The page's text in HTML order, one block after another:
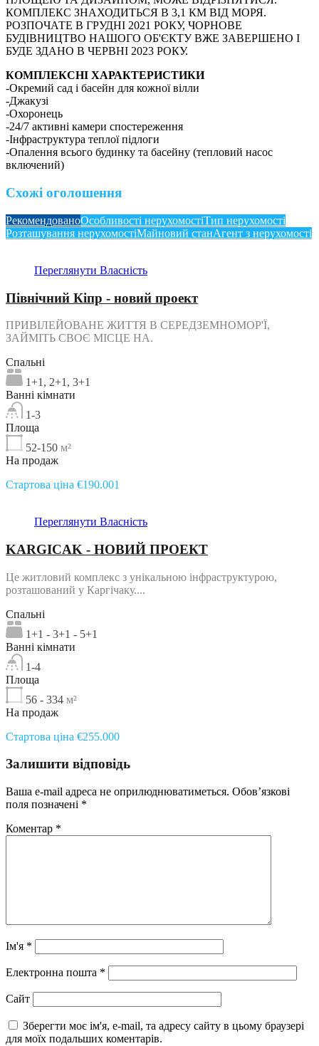
КОМПЛЕКС ЗНАХОДИТЬСЯ В 3,1 КМ ВІД МОРЯ.
РОЗПОЧАТЕ В ГРУДНІ 2021 РОКУ, ЧОРНОВЕ
БУДІВНИЦТВО НАШОГО ОБ'ЄКТУ ВЖЕ ЗАВЕРШЕНО І
БУДЕ ЗДАНО В ЧЕРВНІ 2023 РОКУ.
КОМПЛЕКСНІ ХАРАКТЕРИСТИКИ
-Окремий сад і басейн для кожної вілли
-Джакузі
-Охоронець
-24/7 активні камери спостереження
-Інфраструктура теплої підлоги
-Опалення всього будинку та басейну (тепловий насос
включений)
Схожі оголошення
РекомендованоОсобливості нерухомостіТип нерухомості
Розташування нерухомостіМайновий станАгент з нерухомості
Переглянути Власність
Північний Кіпр - новий проект
ПРИВІЛЕЙОВАНЕ ЖИТТЯ В СЕРЕДЗЕМНОМОР'Ї,
ЗАЙМІТЬ СВОЄ МІСЦЕ НА.
Спальні
1+1, 2+1, 3+1
Ванні кімнати
1-3
Площа
52-150 м²
На продаж
Стартова ціна €190.001
Переглянути Власність
KARGICAK - НОВИЙ ПРОЕКТ
Це житловий комплекс з унікальною інфраструктурою,
розташований у Каргічаку....
Спальні
1+1 - 3+1 - 5+1
Ванні кімнати
1-4
Площа
56 - 334 м²
На продаж
Стартова ціна €255.000
Залишити відповідь
Ваша e-mail адреса не оприлюднюватиметься. Обов’язкові
поля позначені *
Коментар *
Ім'я *
Електронна пошта *
Сайт
Зберегти моє ім'я, e-mail, та адресу сайту в цьому браузері
для моїх подальших коментарів.